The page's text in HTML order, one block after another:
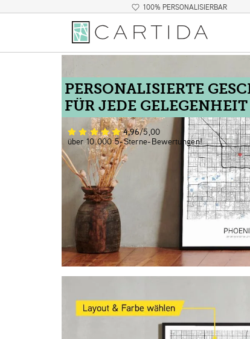
100% PERSONALISIERBAR
PERSONALISIERTE
FÜR JEDE GELEGENHEIT
4,96/5,00
über 10.000 5-Sterne-Bewertungen!